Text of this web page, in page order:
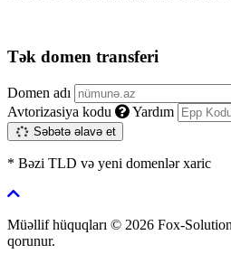
Tək domen transferi
Domen adı
Avtorizasiya kodu
Yardım
Səbətə əlavə et
* Bəzi TLD və yeni domenlər xaric
Müəllif hüquqları © 2026 Fox-
qorunur.